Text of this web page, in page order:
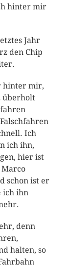
hinter mir
Jahr
den Chip
hinter mir,
überholt
Ich
ich ihn,
hier ist
Marco
schon ist er
ich ihn
denn
halten, so